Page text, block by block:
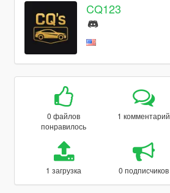
CQ123
0 файлов
понравилось
1 комментарий
1 загрузка 0 подписчиков